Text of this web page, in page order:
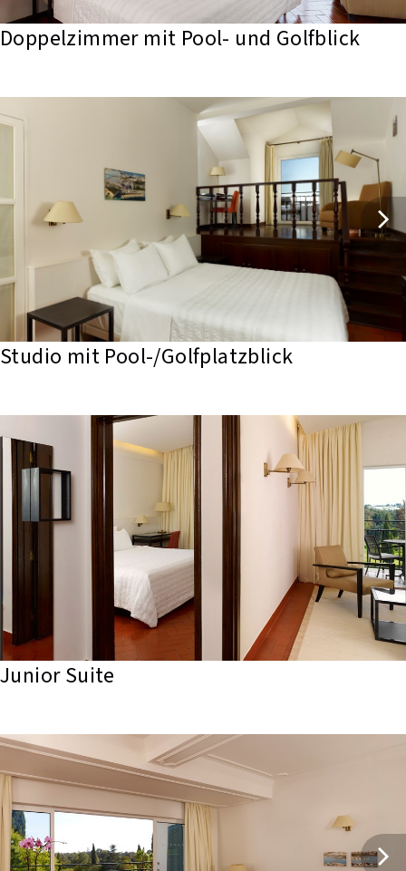
Doppelzimmer mit Pool- und Golfblick
Studio mit Pool-/Golfplatzblick
Junior Suite